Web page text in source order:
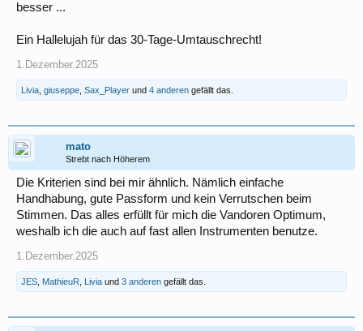
besser ...
Ein Hallelujah für das 30-Tage-Umtauschrecht!
1.Dezember.2025
Livia giuseppe Sax_Player und 4 anderen gefällt das.
mato
Strebt nach Höherem
Die Kriterien sind bei mir ähnlich. Nämlich einfache
Handhabung, gute Passform und kein Verrutschen beim
Stimmen. Das alles erfüllt für mich die Vandoren Optimum,
weshalb ich die auch auf fast allen Instrumenten benutze.
1.Dezember.2025
JES MathieuR Livia und 3 anderen gefällt das.